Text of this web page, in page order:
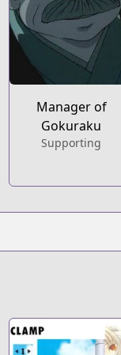
Manager of
Gokuraku
Supporting